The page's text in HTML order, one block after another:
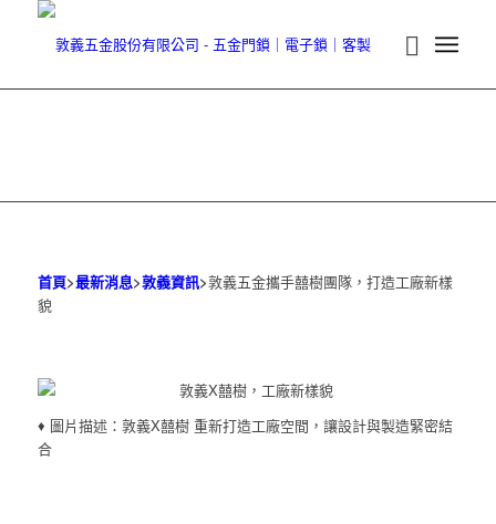
首頁>最新消息>敦義資訊>敦義五金攜手囍樹團隊，打造工廠新樣
貌
♦ 圖片描述：敦義X囍樹 重新打造工廠空間，讓設計與製造緊密結
合